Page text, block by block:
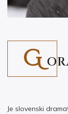
G
Je slovenski